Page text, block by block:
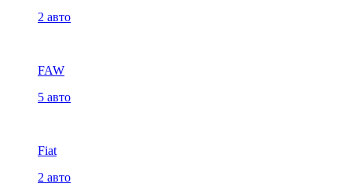
2 авто
FAW
5 авто
Fiat
2 авто